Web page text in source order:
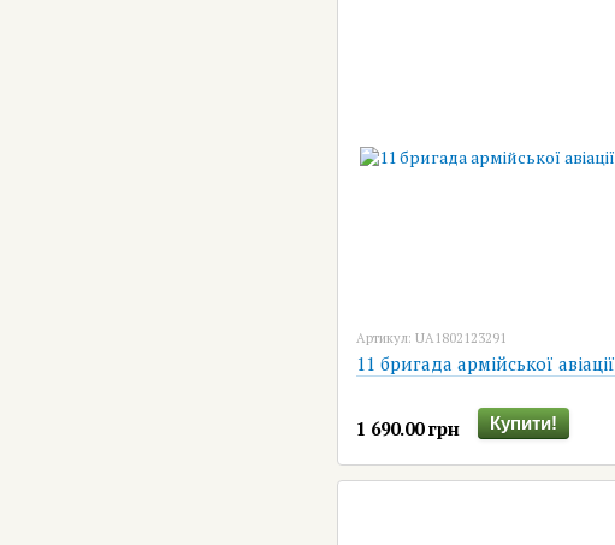
Артикул: UA1802123291
11 бригада армійської авіації
1 690.00 грн Купити!